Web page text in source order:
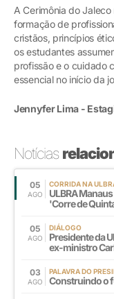
A Cerimônia do
formação de
cristãos, princípios
os estudantes
profissão e o cuidado
essencial no início da
Jennyfer Lima -
Notícias
05
AGO
CORRIDA NA
ULBRA
'Corre de
05
AGO
DIÁLOGO
Presidente da
ex-ministro
03
AGO
PALAVRA DO
Construindo o